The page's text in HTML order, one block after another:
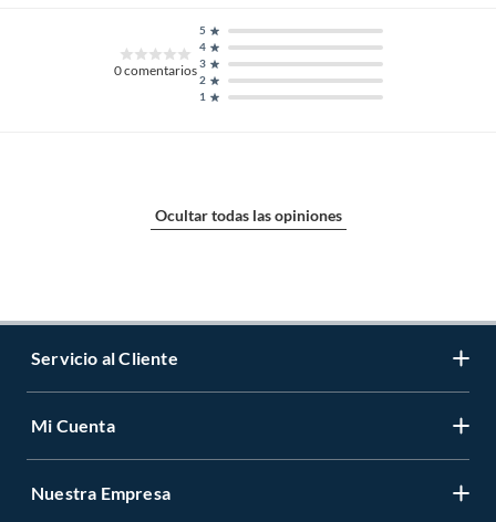
0comentarios
1
2
3
4
5
Ocultar todas las opiniones
Servicio al Cliente
Contáctanos
Mi Cuenta
Registrate
Nuestra Empresa